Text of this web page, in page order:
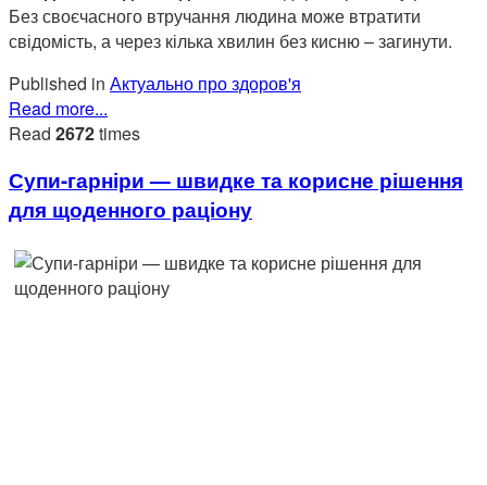
Без своєчасного втручання людина може втратити
свідомість, а через кілька хвилин без кисню – загинути.
Published in Актуально про здоров'я
Read more...
Read 2672times
Супи-гарніри — швидке та корисне рішення
для щоденного раціону